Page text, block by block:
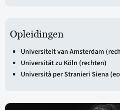
Opleidingen
Universiteit van Amsterdam
Universität zu Köln (rechten)
Università per Stranieri Siena